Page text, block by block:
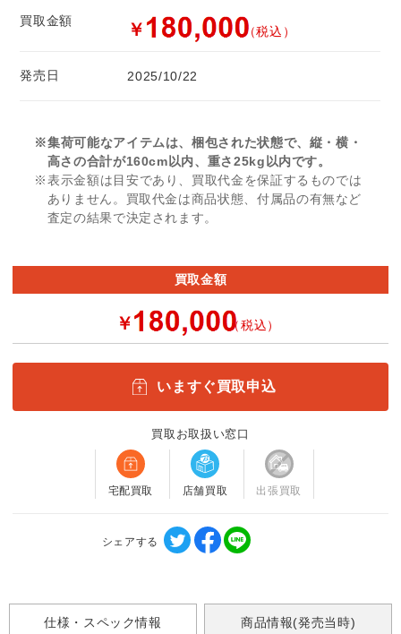
買取金額 ￥ （税込）
発売日 2025/10/22
※集荷可能なアイテムは、梱包された状態で、縦・横・
高さの合計が160cm以内、重さ25kg以内です。
※表示金額は目安であり、買取代金を保証するものでは
ありません。買取代金は商品状態、付属品の有無など
査定の結果で決定されます。
買取金額
￥ （税込）
いますぐ買取申込
買取お取扱い窓口
宅配買取 店舗買取 出張買取
シェアする
仕様・スペック情報 商品情報(発売当時)